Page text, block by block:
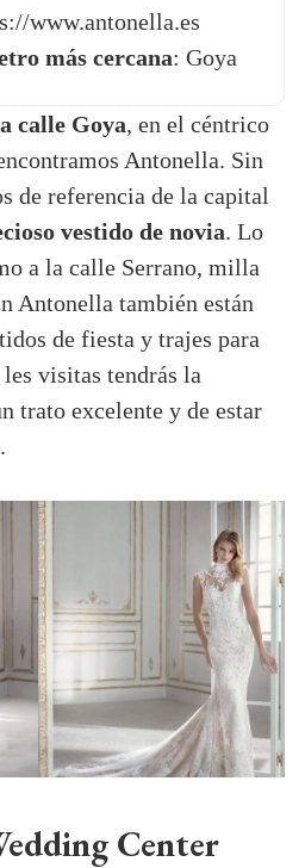
www.antonella.es
más cercana: Goya
calle Goya, en el céntrico
Antonella. Sin
de referencia de la capital
vestido de novia. Lo
a la calle Serrano, milla
Antonella también están
de fiesta y trajes para
visitas tendrás la
trato excelente y de estar
Center